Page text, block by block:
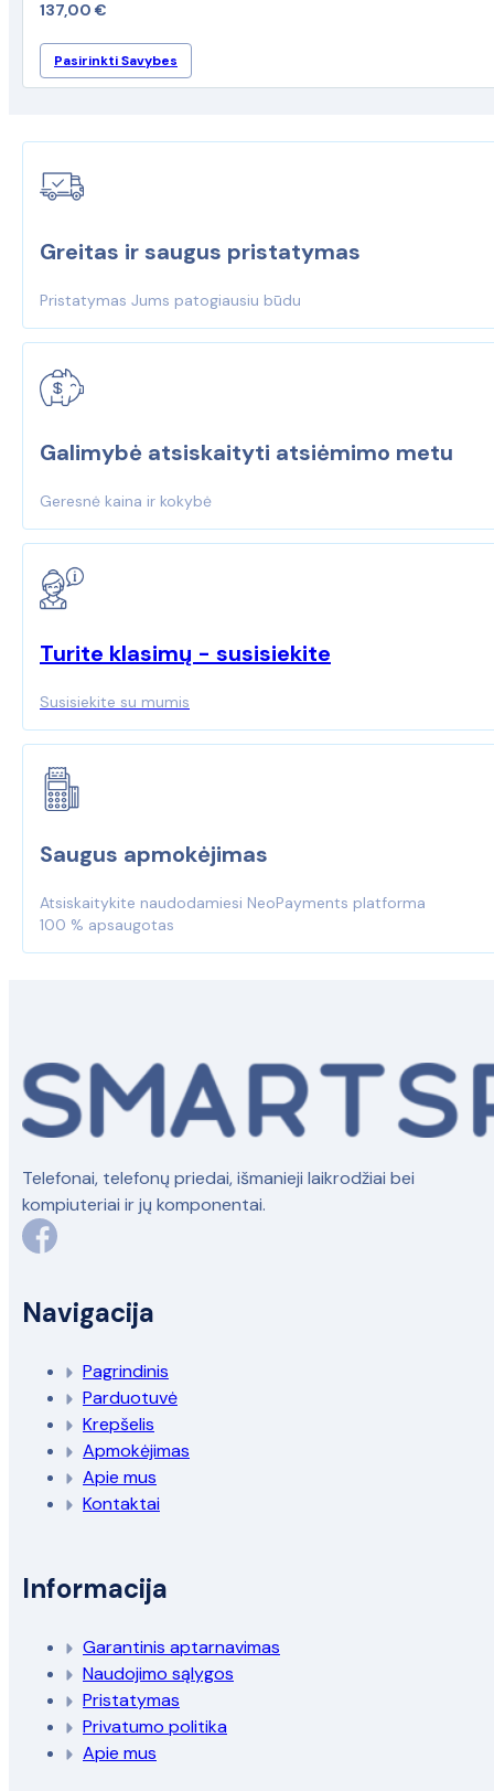
137,00 €
Pasirinkti Savybes
product
be
chosen
the
product
Greitas ir saugus pristatymas
Pristatymas Jums patogiausiu būdu
Galimybė atsiskaityti atsiėmimo metu
Geresnė kaina ir kokybė
Turite klasimų - susisiekite
Susisiekite su mumis
Saugus apmokėjimas
Atsiskaitykite naudodamiesi NeoPayments platforma
100 % apsaugotas
Telefonai, telefonų priedai, išmanieji laikrodžiai bei
kompiuteriai ir jų komponentai.
Navigacija
Pagrindinis
Parduotuvė
Krepšelis
Apmokėjimas
Apie mus
Kontaktai
Informacija
Garantinis aptarnavimas
Naudojimo sąlygos
Pristatymas
Privatumo politika
Apie mus